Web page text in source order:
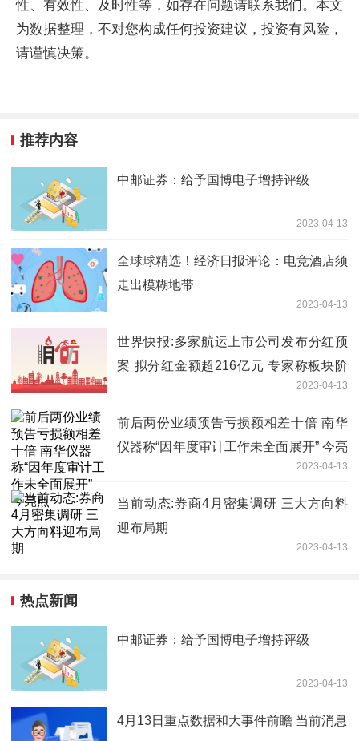
性、有效性、及时性等，如存在问题请联系我们。本文
为数据整理，不对您构成任何投资建议，投资有风险，
请谨慎决策。
推荐内容
中邮证券：给予国博电子增持评级
2023-04-13
全球球精选！经济日报评论：电竞酒店须
走出模糊地带
2023-04-13
世界快报:多家航运上市公司发布分红预
案 拟分红金额超216亿元 专家称板块阶
2023-04-13
前后两份业绩预告亏损额相差十倍 南华
仪器称“因年度审计工作未全面展开” 今亮
2023-04-13
当前动态:券商4月密集调研 三大方向料
迎布局期
2023-04-13
热点新闻
中邮证券：给予国博电子增持评级
2023-04-13
4月13日重点数据和大事件前瞻 当前消息